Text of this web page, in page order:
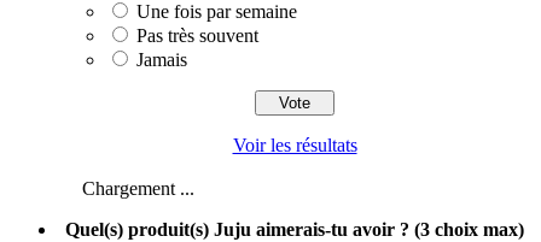
Une fois par semaine
Pas très souvent
Jamais
Voir les résultats
Chargement ...
Quel(s) produit(s) Juju aimerais-tu avoir ? (3 choix max)